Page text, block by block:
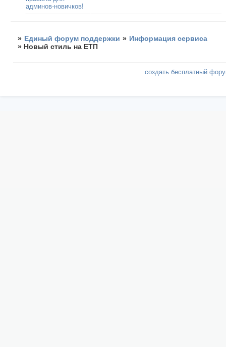
админов-новичков!
» Единый форум поддержки » Информация сервиса
» Новый стиль на ЕТП
создать бесплатный